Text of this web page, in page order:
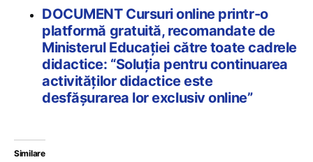
DOCUMENT Cursuri online printr-o
platformă gratuită, recomandate de
Ministerul Educației către toate cadrele
didactice: “Soluția pentru continuarea
activităților didactice este
desfăşurarea lor exclusiv online”
Similare